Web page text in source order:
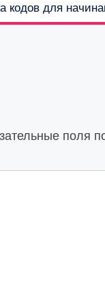
кодов для
поля